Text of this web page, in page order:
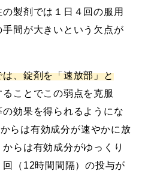
製剤では１日４回の服用
間が大きいという欠点が
、錠剤を「速放部」と
ることでこの弱点を克服
効果を得られるようにな
らは有効成分が速やかに放
らは有効成分がゆっくり
（12時間間隔）の投与が